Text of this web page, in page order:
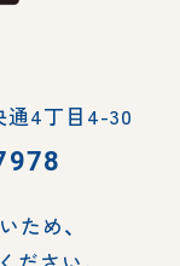
通4丁目4-30
ため、